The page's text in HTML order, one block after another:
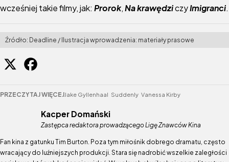
wcześniej takie filmy, jak: Prorok,Na krawędziczyImigranci.
Źródło: Deadline / Ilustracja wprowadzenia: materiały prasowe
PRZECZYTAJ WIĘCEJJake Gyllenhaal Suddenly Vanessa Kirby
Kacper Domański
Zastępca redaktora prowadzącego Ligę Znawców Kina
Fan kina z gatunku Tim Burton. Poza tym miłośnik dobrego dramatu, często
wracający do luźniejszych produkcji. Stara się nadrobić wszelkie zaległości